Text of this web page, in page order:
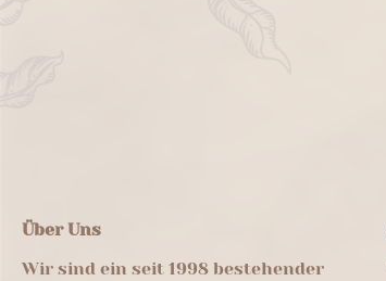
Über Uns
Wir sind ein seit 1998 bestehender